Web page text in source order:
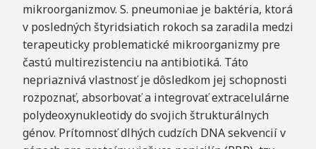
mikroorganizmov. S. pneumoniae je baktéria, ktorá
v posledných štyridsiatich rokoch sa zaradila medzi
terapeuticky problematické mikroorganizmy pre
častú multirezistenciu na antibiotiká. Táto
nepriaznivá vlastnosť je dôsledkom jej schopnosti
rozpoznať, absorbovať a integrovať extracelulárne
polydeoxynukleotidy do svojich štrukturálnych
génov. Prítomnosť dlhých cudzích DNA sekvencií v